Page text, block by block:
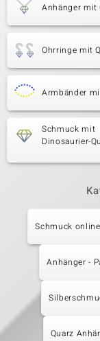
Anhänger mit
Ohrringe mit
Armbänder
Schmuck mit
Dinosaurier-
Schmuck
Anhänger -
Quarz